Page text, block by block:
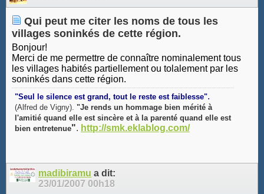
Qui peut me citer les noms de tous les
villages soninkés de cette région.
Bonjour!
Merci de me permettre de connaître nominalement tous
les villages habités partiellement ou tolalement par les
soninkés dans cette région.
"Seul le silence est grand, tout le reste est faiblesse".
(Alfred de Vigny). "Je rends un hommage bien mérité à
l'amitié quand elle est sincère et à la parenté quand elle est
bien entretenue". http://smk.eklablog.com/
madibiramu a dit:
23/01/2007 00h18